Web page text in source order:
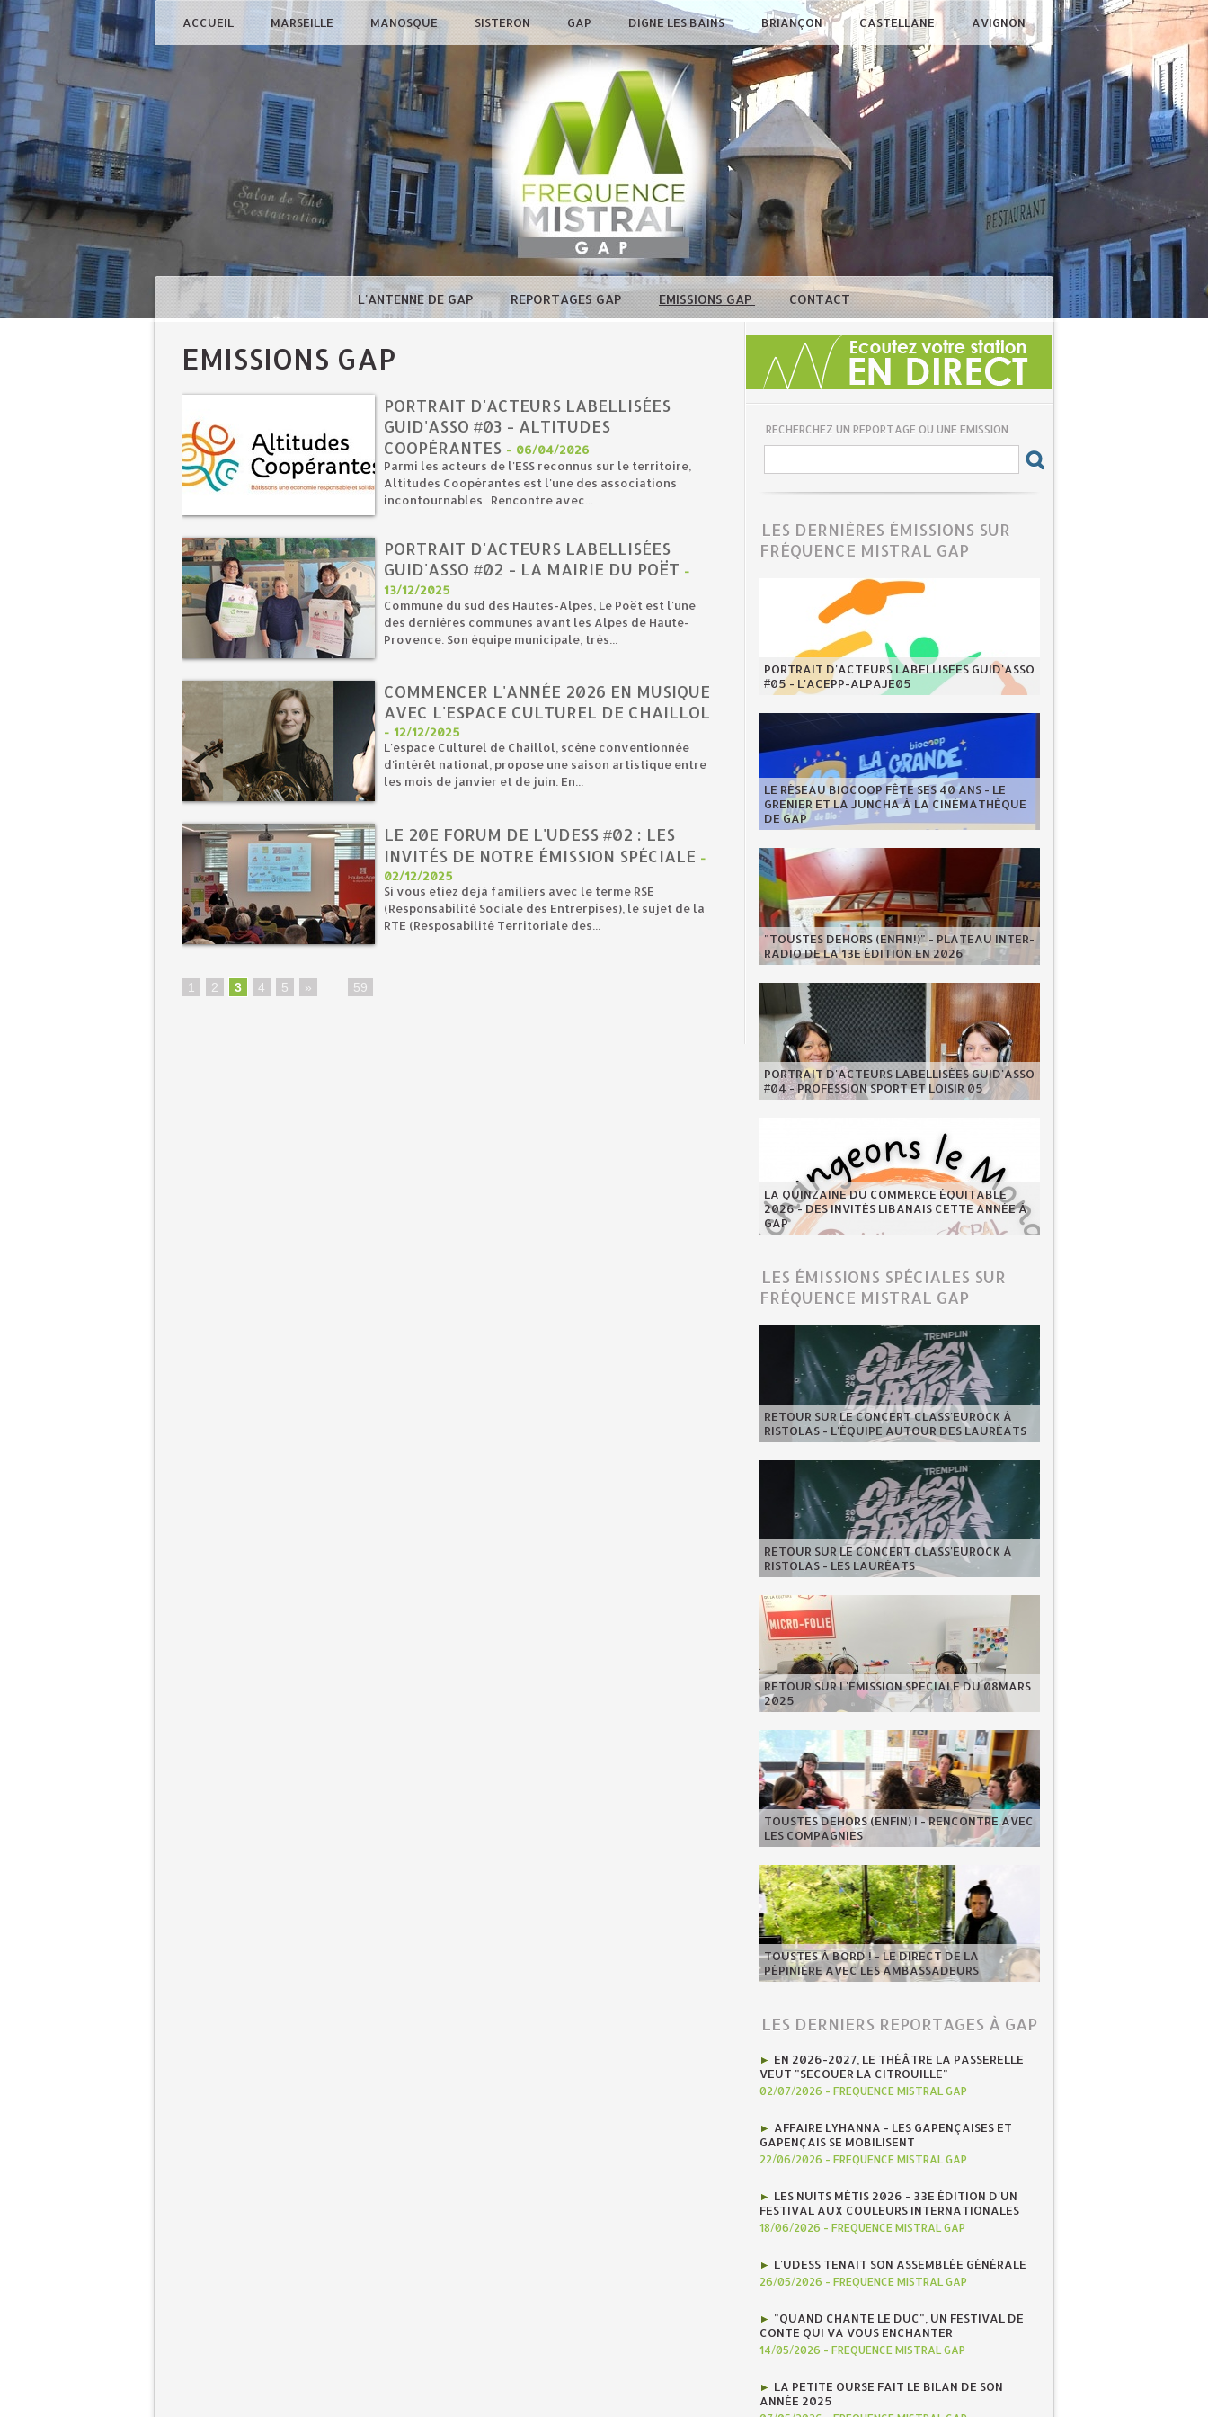
ACCUEIL MARSEILLE MANOSQUE SISTERON GAP DIGNE LES BAINS BRIANÇON CASTELLANE AVIGNON
L'ANTENNE DE GAP REPORTAGES GAP EMISSIONS GAP CONTACT
EMISSIONS GAP
PORTRAIT D'ACTEURS LABELLISÉES
GUID'ASSO #03 - ALTITUDES
COOPÉRANTES - 06/04/2026
Parmi les acteurs de l'ESS reconnus sur le territoire,
Altitudes Coopérantes est l'une des associations
incontournables. Rencontre avec...
PORTRAIT D'ACTEURS LABELLISÉES
GUID'ASSO #02 - LA MAIRIE DU POËT -
13/12/2025
Commune du sud des Hautes-Alpes, Le Poët est l'une
des dernières communes avant les Alpes de Haute-
Provence. Son équipe municipale, très...
COMMENCER L'ANNÉE 2026 EN MUSIQUE
AVEC L'ESPACE CULTUREL DE CHAILLOL
- 12/12/2025
L'espace Culturel de Chaillol, scène conventionnée
d'intérêt national, propose une saison artistique entre
les mois de janvier et de juin. En...
LE 20E FORUM DE L'UDESS #02 : LES
INVITÉS DE NOTRE ÉMISSION SPÉCIALE -
02/12/2025
Si vous étiez déjà familiers avec le terme RSE
(Responsabilité Sociale des Entrerpises), le sujet de la
RTE (Resposabilité Territoriale des...
1 2 3 4 5 » 59
RECHERCHEZ UN REPORTAGE OU UNE ÉMISSION
LES DERNIÈRES ÉMISSIONS SUR
FRÉQUENCE MISTRAL GAP
PORTRAIT D'ACTEURS LABELLISÉES GUID'ASSO
#05 - L'ACEPP-ALPAJE05
LE RÉSEAU BIOCOOP FÊTE SES 40 ANS - LE
GRENIER ET LA JUNCHA À LA CINÉMATHÈQUE
DE GAP
"TOUSTES DEHORS (ENFIN!)" - PLATEAU INTER-
RADIO DE LA 13E ÉDITION EN 2026
PORTRAIT D'ACTEURS LABELLISÉES GUID'ASSO
#04 - PROFESSION SPORT ET LOISIR 05
LA QUINZAINE DU COMMERCE ÉQUITABLE
2026 - DES INVITÉS LIBANAIS CETTE ANNÉE À
GAP
LES ÉMISSIONS SPÉCIALES SUR
FRÉQUENCE MISTRAL GAP
RETOUR SUR LE CONCERT CLASS'EUROCK À
RISTOLAS - L'ÉQUIPE AUTOUR DES LAURÉATS
RETOUR SUR LE CONCERT CLASS'EUROCK À
RISTOLAS - LES LAURÉATS
RETOUR SUR L'ÉMISSION SPÉCIALE DU 08MARS
2025
TOUSTES DEHORS (ENFIN) ! - RENCONTRE AVEC
LES COMPAGNIES
TOUSTES À BORD ! - LE DIRECT DE LA
PÉPINIÈRE AVEC LES AMBASSADEURS
LES DERNIERS REPORTAGES À GAP
EN 2026-2027, LE THÉÂTRE LA PASSERELLE
VEUT "SECOUER LA CITROUILLE"
02/07/2026 - FREQUENCE MISTRAL GAP
AFFAIRE LYHANNA - LES GAPENÇAISES ET
GAPENÇAIS SE MOBILISENT
22/06/2026 - FREQUENCE MISTRAL GAP
LES NUITS MÉTIS 2026 - 33E ÉDITION D'UN
FESTIVAL AUX COULEURS INTERNATIONALES
18/06/2026 - FREQUENCE MISTRAL GAP
L'UDESS TENAIT SON ASSEMBLÉE GÉNÉRALE
26/05/2026 - FREQUENCE MISTRAL GAP
"QUAND CHANTE LE DUC", UN FESTIVAL DE
CONTE QUI VA VOUS ENCHANTER
14/05/2026 - FREQUENCE MISTRAL GAP
LA PETITE OURSE FAIT LE BILAN DE SON
ANNÉE 2025